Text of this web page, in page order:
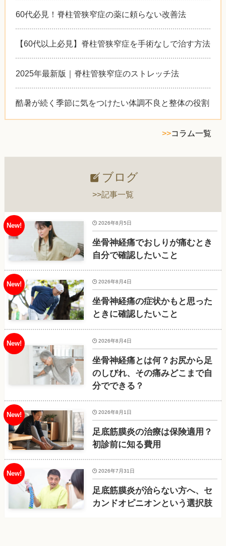
60代必見！脊柱管狭窄症の薬に頼らない改善法
【60代以上必見】脊柱管狭窄症を手術なしで治す方法
2025年最新版｜脊柱管狭窄症のストレッチ法
酷暑が続く季節に気をつけたい体調不良と整体の役割
>>コラム一覧
ブログ
>>記事一覧
坐骨神経痛でおしりが痛むとき
自分で確認したいこと
2026年8月5日
坐骨神経痛の症状かもと思った
ときに確認したいこと
2026年8月4日
坐骨神経痛とは何？お尻から足
のしびれ、その痛みどこまで自
分でできる？
2026年8月4日
足底筋膜炎の治療は保険適用？
初診前に知る費用
2026年8月1日
足底筋膜炎が治らない方へ、セ
カンドオピニオンという選択肢
2026年7月31日